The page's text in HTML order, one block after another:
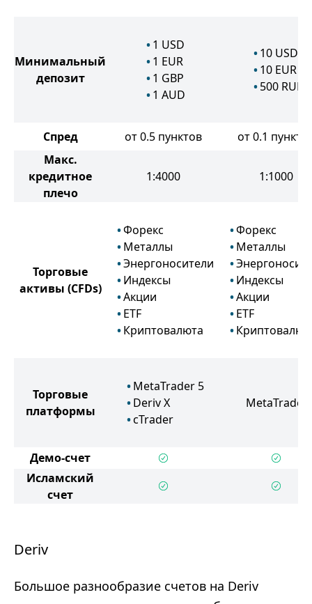
Минимальный
депозит
1 USD
1 EUR
1 GBP
1 AUD
10 USD
10 EUR
500 RUB
Спред от 0.5 пунктов
от 0.1
Макс.
кредитное
плечо
1:4000 1:1000
Торговые
активы (CFDs)
Форекс
Металлы
Энергоносители
Индексы
Акции
ETF
Криптовалюта
Форекс
Металлы
Индексы
Акции
ETF
Торговые
платформы
MetaTrader 5
Deriv X
cTrader
MetaTrader
Демо-счет
Исламский
счет
Deriv
Большое разнообразие счетов на Deriv